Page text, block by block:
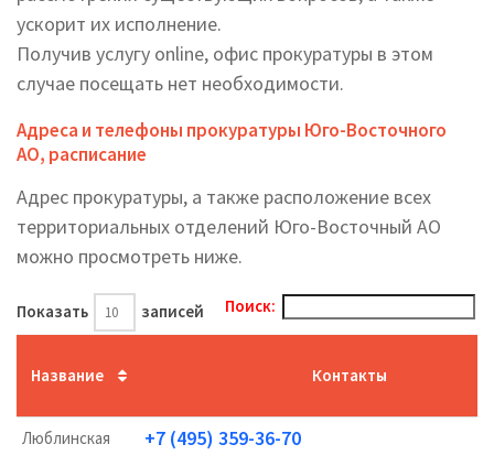
ускорит их исполнение.
Получив услугу online, офис прокуратуры в этом
случае посещать нет необходимости.
Адреса и телефоны прокуратуры Юго-Восточного
АО, расписание
Адрес прокуратуры, а также расположение всех
территориальных отделений Юго-Восточный АО
можно просмотреть ниже.
Показать записей Поиск:
Название Контакты
Люблинская
+7 (495) 359-36-70